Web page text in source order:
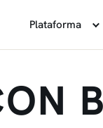
Plataforma